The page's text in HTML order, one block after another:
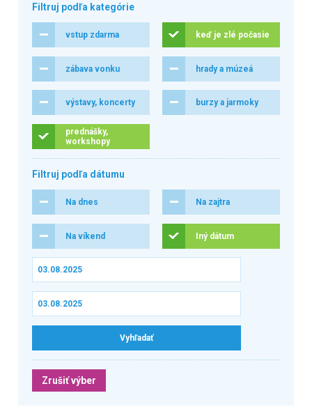
Filtruj podľa kategórie
vstup zdarma keď je zlé počasie
zábava vonku hrady a múzeá
výstavy, koncerty burzy a jarmoky
prednášky,
workshopy
Filtruj podľa dátumu
Na dnes Na zajtra
Na víkend Iný dátum
Zrušiť výber